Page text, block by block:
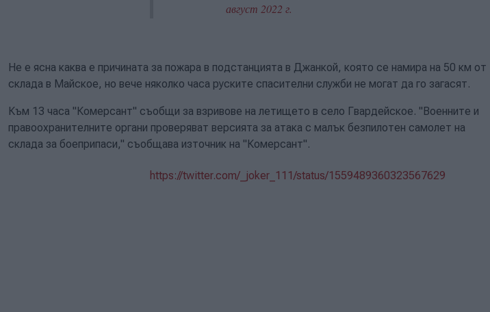
август 2022 г.
Не е ясна каква е причината за пожара в подстанцията в Джанкой, която се намира на 50 км от
склада в Майское, но вече няколко часа руските спасителни служби не могат да го загасят.
Към 13 часа "Комерсант" съобщи за взривове на летището в село Гвардейское. "Военните и
правоохранителните органи проверяват версията за атака с малък безпилотен самолет на
склада за боеприпаси," съобщава източник на "Комерсант".
https://twitter.com/_joker_111/status/1559489360323567629